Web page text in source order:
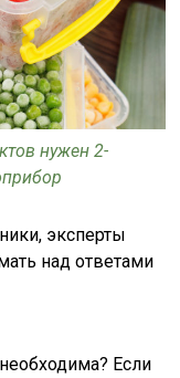
нужен 2-
эксперты
над ответами
Если